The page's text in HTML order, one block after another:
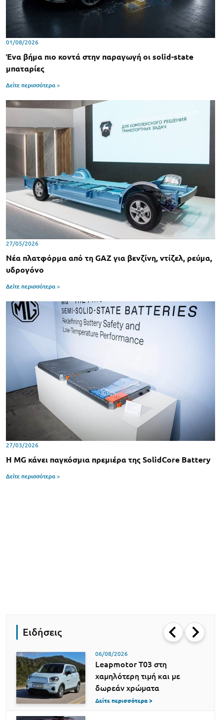
01/08/2026
Ένα βήμα πιο κοντά στην παραγωγή οι solid-state
μπαταρίες
Δείτε περισσότερα >
27/05/2026
Νέα πλατφόρμα από τη GAZ για βενζίνη, ντίζελ, ρεύμα,
υδρογόνο
Δείτε περισσότερα >
27/03/2026
H MG κάνει παγκόσμια πρεμιέρα της SolidCore Battery
Δείτε περισσότερα >
Ειδήσεις
06/08/2026
Leapmotor T03 στη
χαμηλότερη τιμή και με
δωρεάν χρώματα
Δείτε περισσότερα >